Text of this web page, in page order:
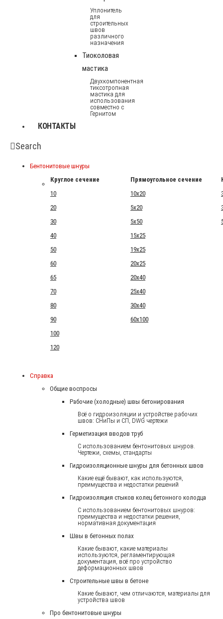
Уплонитель
для
строительных
швов
различного
назначения
Тиоколовая
мастика
Двухкомпонентная
тиксотропная
мастика для
использования
совместно с
Гернитом
КОНТАКТЫ
Search
Бентонитовые шнуры
Круглое сечение
Прямоугольное сечение
10
10x20
20
5x20
30
5x50
40
15x25
50
19x25
60
20x25
65
20x40
70
25x40
80
30x40
90
60x100
100
120
Справка
Общие воспросы
Рабочие (холодные) швы бетонирования
Всё о гидроизоляции и устройстве рабочих
швов: СНиПы и СП, DWG чертежи
Герметизация вводов труб
С использованием бентонитовых шнуров.
Чертежи, схемы, стандарты
Гидроизоляционные шнуры для бетонных швов
Какие ещё бывают, как используются,
преимущества и недостатки решений
Гидроизоляция стыков колец бетонного колодца
С использованием бентонитовых шнуров:
преимущества и недостатки решения,
нормативная документация
Швы в бетонных полах
Какие бывают, какие материалы
используются, регламентирующая
документация, всё про устройство
деформационных швов
Строительные швы в бетоне
Какие бывают, чем отличаются, материалы для
устройства швов
Про бентонитовые шнуры